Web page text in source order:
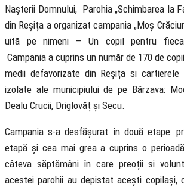
Nașterii Domnului, Parohia „Schimbarea la
din Reșița a organizat campania „Moș
uită pe nimeni – Un copil pentru
Campania a cuprins un număr de 170 de
medii defavorizate din Reșița si cartierele
izolate ale municipiului de pe Bârzava:
Dealu Crucii, Driglovăț și Secu.
Campania s-a desfășurat în două etape:
etapă și cea mai grea a cuprins o
câteva săptămâni în care preoții si
acestei parohii au depistat acești copilași,